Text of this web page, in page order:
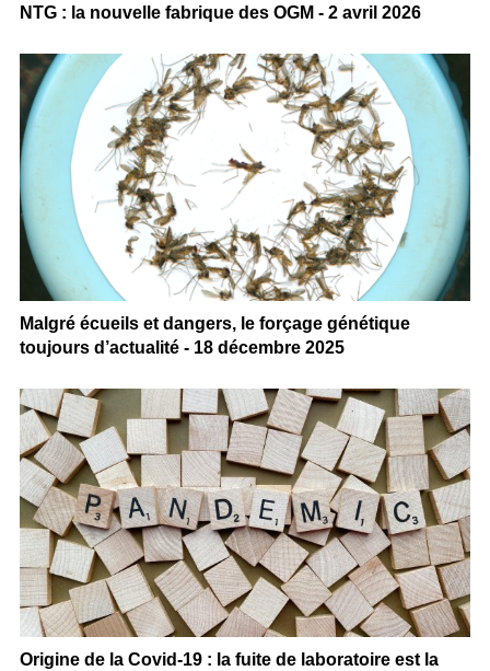
NTG : la nouvelle fabrique des OGM - 2 avril 2026
Malgré écueils et dangers, le forçage génétique
toujours d’actualité - 18 décembre 2025
Origine de la Covid-19 : la fuite de laboratoire est la